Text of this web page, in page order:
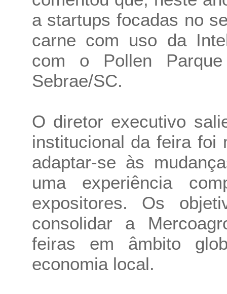
a startups focadas no
carne com uso da
com o Pollen
Sebrae/SC.
O diretor executivo
institucional da feira foi
adaptar-se às
uma experiência
expositores. Os
consolidar a
feiras em âmbito
economia local.